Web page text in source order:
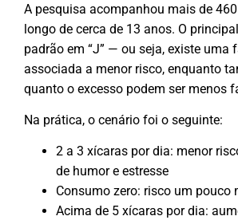
A pesquisa acompanhou mais de
longo de cerca de 13 anos. O
padrão em “J” — ou seja, existe uma
associada a menor risco, enquanto
quanto o excesso podem ser menos
Na prática, o cenário foi o seguinte:
2 a 3 xícaras por dia: menor
de humor e estresse
Consumo zero: risco um pouco
Acima de 5 xícaras por dia: